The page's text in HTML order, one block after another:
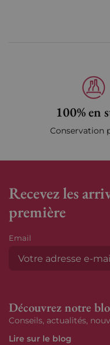
100% en
Conservation
Recevez les
première
Email
Découvrez notre
Conseils, actualités,
Lire sur le blog